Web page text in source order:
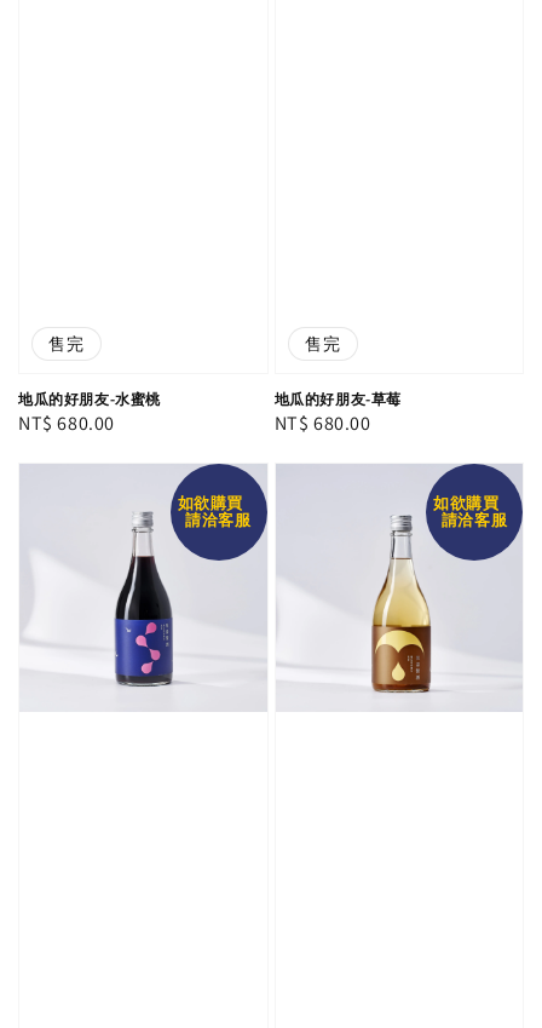
售完
地瓜的好朋友-水蜜桃
Regular
NT$ 680.00
售完
地瓜的好朋友-草莓
Regular
NT$ 680.00
如欲購買
請洽客服
如欲購買
請洽客服